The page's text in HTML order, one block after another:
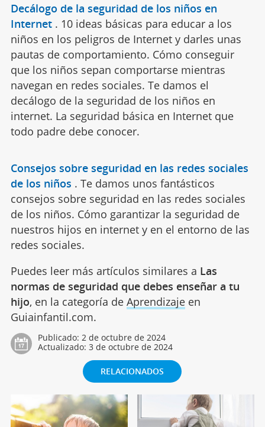
Decálogo de la seguridad de los niños en
Internet . 10 ideas básicas para educar a los
niños en los peligros de Internet y darles unas
pautas de comportamiento. Cómo conseguir
que los niños sepan comportarse mientras
navegan en redes sociales. Te damos el
decálogo de la seguridad de los niños en
internet. La seguridad básica en Internet que
todo padre debe conocer.
Consejos sobre seguridad en las redes sociales
de los niños . Te damos unos fantásticos
consejos sobre seguridad en las redes sociales
de los niños. Cómo garantizar la seguridad de
nuestros hijos en internet y en el entorno de las
redes sociales.
Puedes leer más artículos similares a Las
normas de seguridad que debes enseñar a tu
hijo, en la categoría de Aprendizajeen
Guiainfantil.com.
Publicado: 2 de octubre de 2024
Actualizado: 3 de octubre de 2024
RELACIONADOS